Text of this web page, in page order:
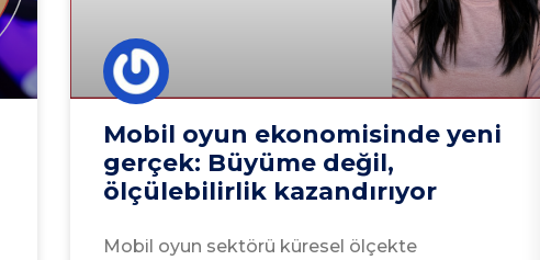
Mobil oyun ekonomisinde yeni
gerçek: Büyüme değil,
ölçülebilirlik kazandırıyor
Mobil oyun sektörü küresel ölçekte